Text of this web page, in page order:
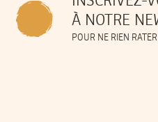
À NOTRE
POUR NE RIEN RATER